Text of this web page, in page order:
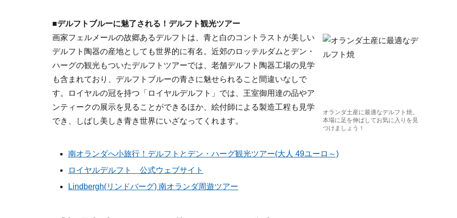
■デルフトブルーに魅了される！デルフト観光ツアー
オランダ土産に最適なデルフト焼。
本場に足を伸ばしてお気に入りを見
つけましょう！
画家フェルメールの故郷あるデルフトは、青と白のコントラストが美しい
デルフト陶器の産地としても世界的に有名。近郊のロッテルダムとデン・
ハーグの観光もついたデルフトツアーでは、老舗デルフト陶器工場の見学
も含まれており、デルフトブルーの青さに魅せられること間違いなしで
す。ロイヤルの冠を持つ「ロイヤルデルフト」では、王室御用達の品やア
ンティークの展示を見ることができるほか、絵付師による製造工程も見学
でき、しばし美しき青き世界にいざなってくれます。
南オランダへ小旅行！デルフトとデン・ハーグ観光ツアー(大人 49ユーロ～)
ロイヤルデルフト 公式ウェブサイト
Lindbergh(リンドバーグ) 南オランダ周遊ツアー